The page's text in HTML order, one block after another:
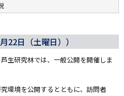
22日（土曜日））
生研究林では、一般公開を開催しま
環境を公開するとともに、訪問者